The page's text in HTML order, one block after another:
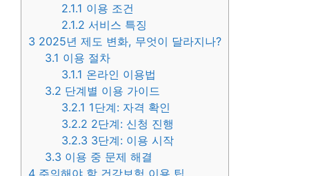
2.1.1 이용 조건
2.1.2 서비스 특징
3 2025년 제도 변화, 무엇이 달라지나?
3.1 이용 절차
3.1.1 온라인 이용법
3.2 단계별 이용 가이드
3.2.1 1단계: 자격 확인
3.2.2 2단계: 신청 진행
3.2.3 3단계: 이용 시작
3.3 이용 중 문제 해결